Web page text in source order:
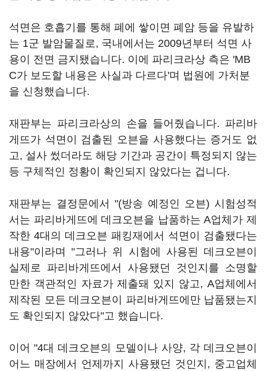
석면은 호흡기를 통해 폐에 쌓이면 폐암 등을 유발하
는 1군 발암물질로, 국내에서는 2009년부터 석면 사
용이 전면 금지됐습니다. 이에 파리크라상 측은 'MB
C가 보도할 내용은 사실과 다르다'며 법원에 가처분
을 신청했습니다.
재판부는 파리크라상의 손을 들어줬습니다. 파리바
게뜨가 석면이 검출된 오븐을 사용했다는 증거도 없
고, 설사 썼더라도 해당 기간과 공간이 특정되지 않는
등 구체적인 정황이 확인되지 않았다는 겁니다.
재판부는 결정문에서 "(방송 예정인 오븐) 시험성적
서는 파리바게뜨에 데크오븐을 납품하는 A업체가 제
작한 4대의 데크오븐 패킹재에서 석면이 검출됐다는
내용"이라며 "그러나 위 시험에 사용된 데크오븐이
실제로 파리바게뜨에서 사용됐던 것인지를 소명할
만한 객관적인 자료가 제출돼 있지 않고, A업체에서
제작된 모든 데크오븐이 파리바게뜨에만 납품됐는지
도 확인되지 않았다"고 했습니다.
이어 "4대 데크오븐의 모델이나 사양, 각 데크오븐이
어느 매장에서 언제까지 사용됐던 것인지, 중고업체